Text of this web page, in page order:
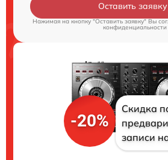
Оставить заявку
Нажимая на кнопку "Оставить заявку" Вы
конфиденциальности
-20%
Скидка
записи